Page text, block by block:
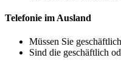
Telefonie im Ausland
Müssen Sie
Sind die geschäftlich